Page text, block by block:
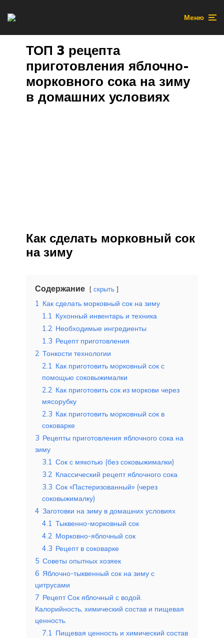
Меню
ТОП 3 рецепта
приготовления яблочно-
морковного сока на зиму
в домашних условиях
Как сделать морковный сок
на зиму
Содержание скрыть
1 Как сделать морковный сок на зиму
1.1 Кухонный инвентарь и техника
1.2 Необходимые ингредиенты
1.3 Рецепт приготовления
2 Тонкости технологии
2.1 Как приготовить морковный сок с
помощью соковыжималки
2.2 Как приготовить сок из моркови через
мясорубку
2.3 Как приготовить морковный сок в
соковарке
3 Рецепты приготовления яблочного сока на
зиму
3.1 Сок с мякотью (без соковыжималки)
3.2 Классический рецепт яблочного сока
3.3 Сок «Пастеризованный» (через
соковыжималку)
4 Заготовки на зиму в домашних условиях
4.1 Тыквенно-морковный сок
4.2 Морковно-яблочный сок
4.3 Рецепт в соковарке
5 Советы опытных хозяек
6 Яблочно-тыквенный сок на зиму с
цитрусами
7 Рецепт Сок яблочный с водой.
Калорийность, химический состав и пищевая
ценность.
7.1 Пищевая ценность и химический состав